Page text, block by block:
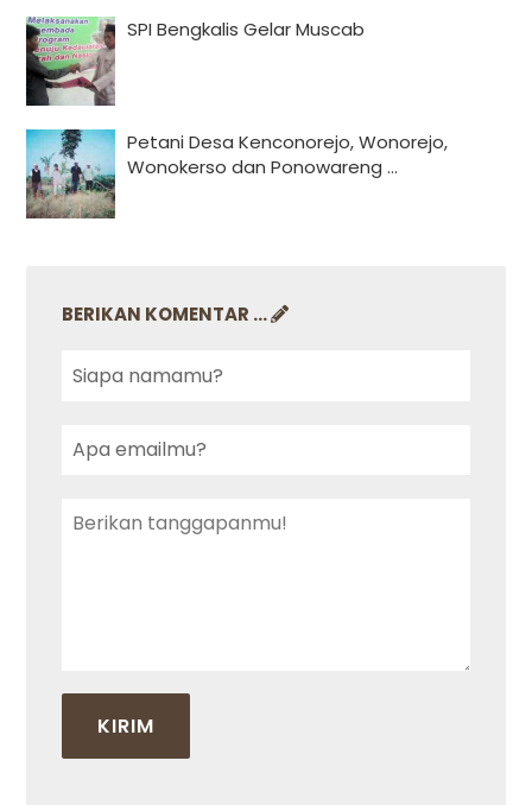
SPI Bengkalis Gelar Muscab
Petani Desa Kenconorejo, Wonorejo,
Wonokerso dan Ponowareng ...
BERIKAN KOMENTAR ...